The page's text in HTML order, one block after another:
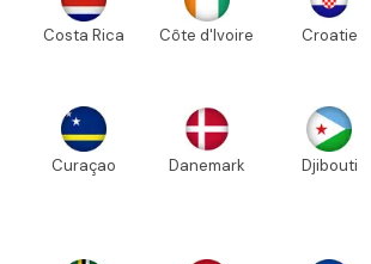
Costa Rica Côte d'Ivoire Croatie
Curaçao Danemark Djibouti